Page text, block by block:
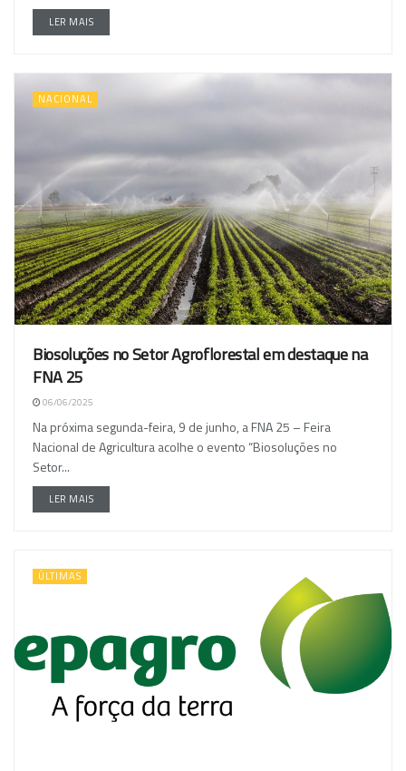
LER MAIS
NACIONAL
Biosoluções no Setor Agroflorestal em destaque na
FNA 25
06/06/2025
Na próxima segunda-feira, 9 de junho, a FNA 25 – Feira
Nacional de Agricultura acolhe o evento “Biosoluções no
Setor...
LER MAIS
ÚLTIMAS